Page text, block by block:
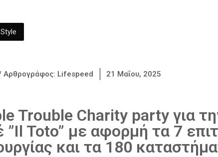
Αρθρογράφος: Lifespeed 21 Μαΐου, 2025
Trouble Charity party για
”Il Toto” με αφορμή τα 7
και τα 180